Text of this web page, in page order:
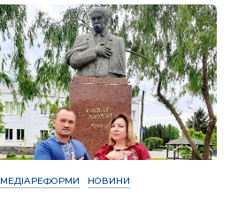
МЕДІАРЕФОРМИ НОВИНИ